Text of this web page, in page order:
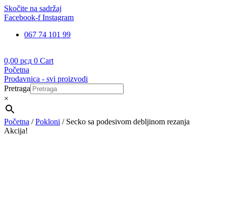
Skočite na sadržaj
Facebook-f Instagram
067 74 101 99
0,00 рсд 0 Cart
Početna
Prodavnica - svi proizvodi
Pretraga
×
Početna /Pokloni / Secko sa podesivom debljinom rezanja
Akcija!